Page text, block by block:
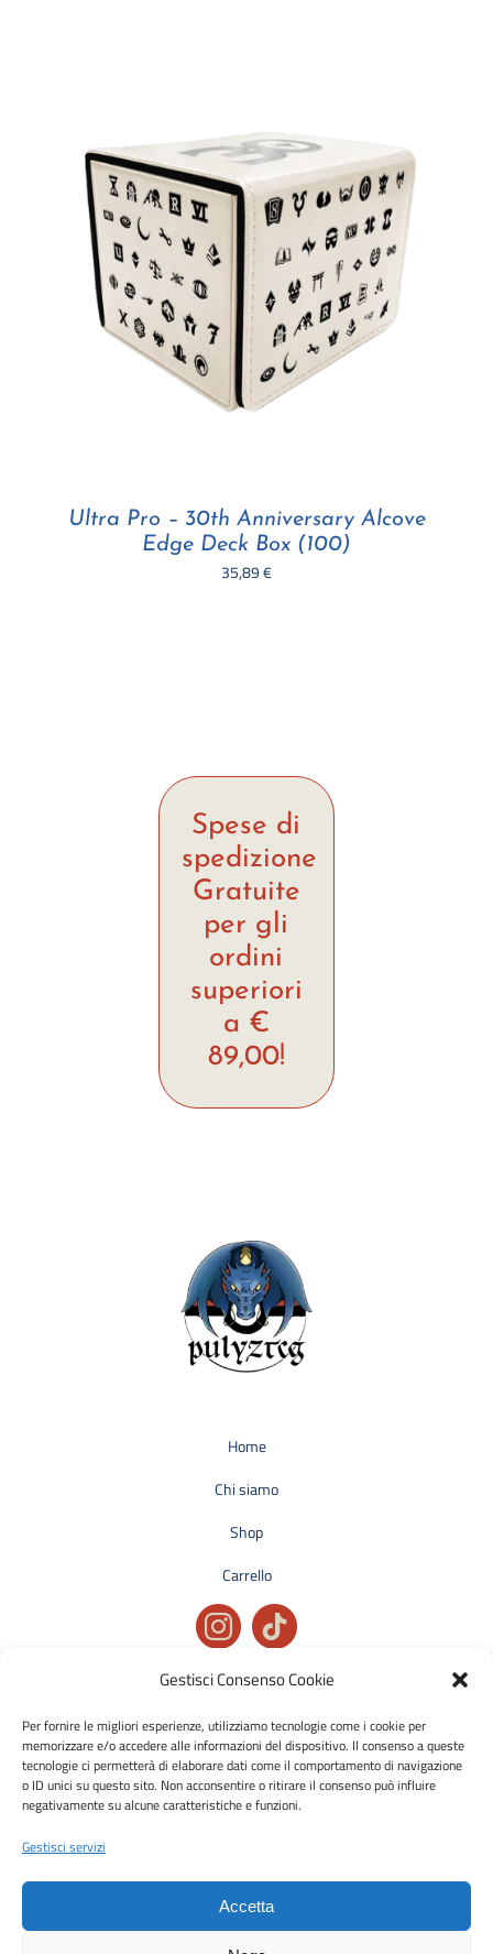
Gestisci Consenso Cookie
Per fornire le migliori esperienze, utilizziamo tecnologie come i cookie per
memorizzare e/o accedere alle informazioni del dispositivo. Il consenso a queste
tecnologie ci permetterà di elaborare dati come il comportamento di navigazione
o ID unici su questo sito. Non acconsentire o ritirare il consenso può influire
negativamente su alcune caratteristiche e funzioni.
Gestisci servizi
Accetta
Ultra Pro – 30th Anniversary Alcove
Edge Deck Box (100)
35,89€
Spese di
spedizione
Gratuite
per gli
ordini
superiori
a €
89,00!
Home
Chi siamo
Shop
Carrello
Privacy policy
Condizioni generali di vendita
Cookie policy
Metodi di pagamento accettati: